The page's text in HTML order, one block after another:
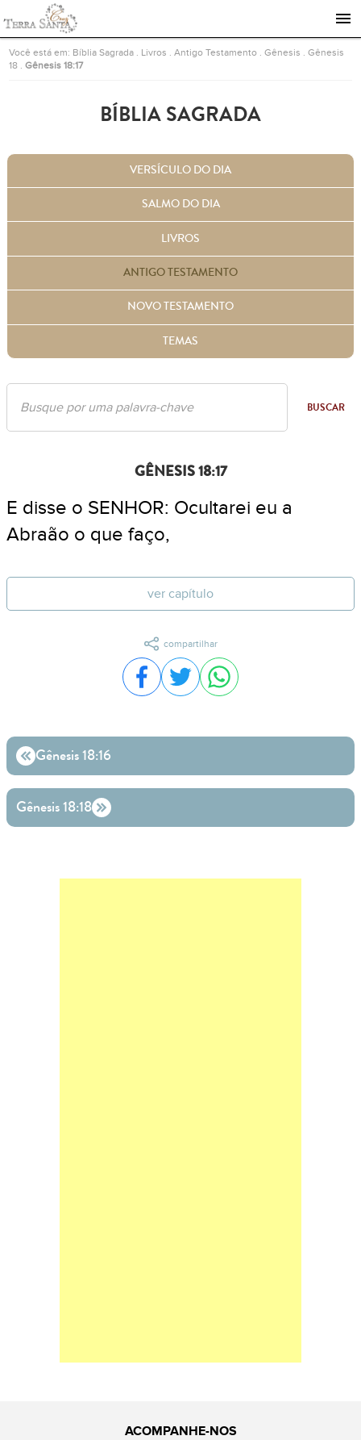
Ir para a página inicial
Você está em: Bíblia Sagrada Livros .Antigo Testamento .Gênesis .Gênesis
18 .Gênesis 18:17
BÍBLIA SAGRADA
VERSÍCULO DO DIA
SALMO DO DIA
LIVROS
ANTIGO TESTAMENTO
NOVO TESTAMENTO
TEMAS
BUSCAR
GÊNESIS 18:17
E disse o SENHOR: Ocultarei eu a
Abraão o que faço,
ver capítulo
compartilhar
Compartilhar no Facebook
Compartilhar no Twitter
Compartilhar no
Gênesis 18:16
Gênesis 18:18
ACOMPANHE-NOS